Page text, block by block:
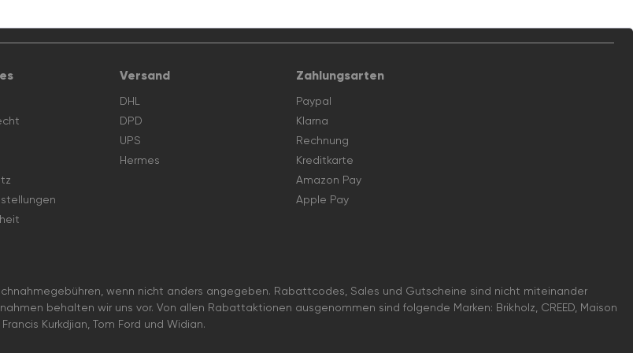
Versand
DHL
DPD
UPS
Hermes
Zahlungsarten
Paypal
Klarna
Rechnung
Kreditkarte
Amazon Pay
Apple Pay
wenn nicht anders angegeben. Rabattcodes, Sales und Gutscheine sind nicht miteinander
behalten wir uns vor. Von allen Rabattaktionen ausgenommen sind folgende Marken: Brikholz, CREED, Maison
Francis Kurkdjian, Tom Ford und Widian.